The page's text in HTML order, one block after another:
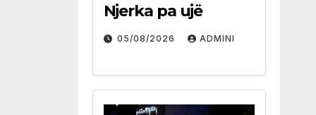
Njerka pa ujë
05/08/2026 ADMINI